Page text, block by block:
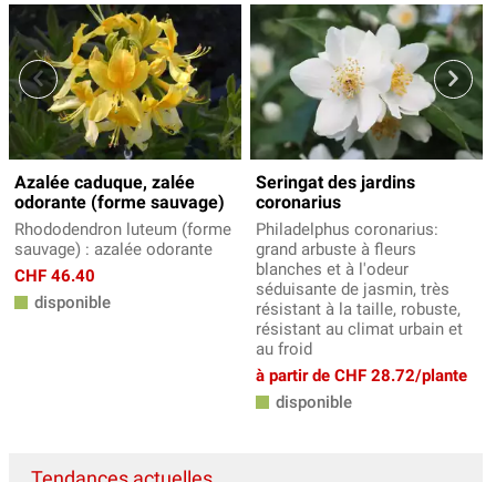
Azalée caduque, zalée
odorante (forme sauvage)
Rhododendron luteum (forme
sauvage) : azalée odorante
CHF 46.40
disponible
Seringat des jardins
coronarius
Philadelphus coronarius:
grand arbuste à fleurs
blanches et à l'odeur
séduisante de jasmin, très
résistant à la taille, robuste,
résistant au climat urbain et
au froid
à partir de CHF 28.72/plante
disponible